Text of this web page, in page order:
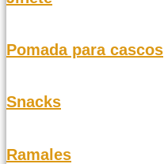
Pomada para cascos
Snacks
Ramales